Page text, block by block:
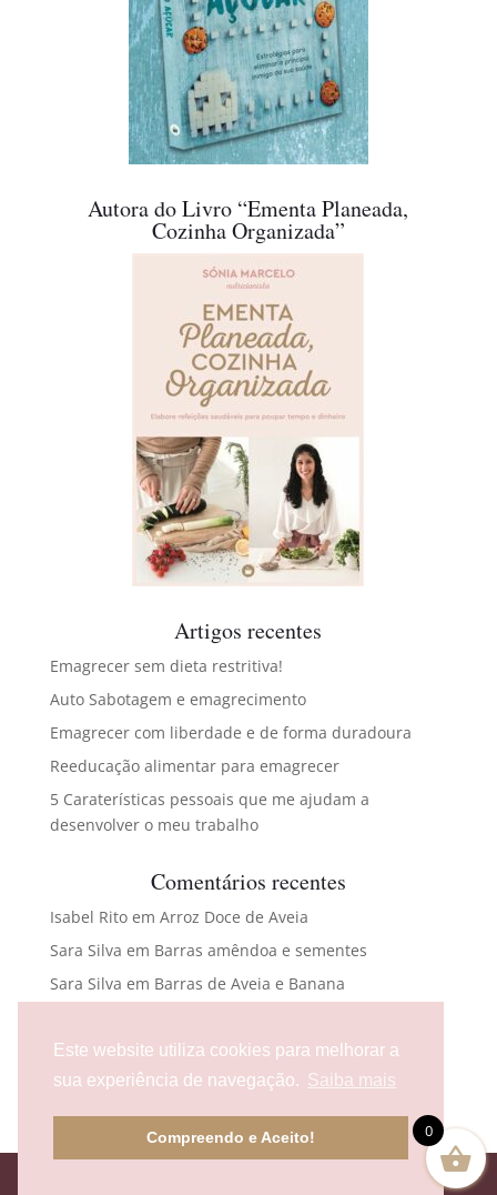
Este website utiliza cookies para melhorar a
sua experiência de navegação. Saiba mais
Compreendo e Aceito!
Autora do Livro “Ementa Planeada,
Cozinha Organizada”
Artigos recentes
Emagrecer sem dieta restritiva!
Auto Sabotagem e emagrecimento
Emagrecer com liberdade e de forma duradoura
Reeducação alimentar para emagrecer
5 Caraterísticas pessoais que me ajudam a
desenvolver o meu trabalho
Comentários recentes
Isabel Ritoem Arroz Doce de Aveia
Sara Silva em Barras amêndoa e sementes
Sara Silva em Barras de Aveia e Banana
espinafres
flaura476@gmail.comemBolas energéticas
0